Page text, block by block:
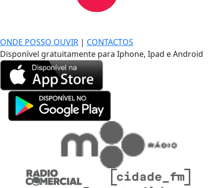
ONDE POSSO OUVIR | CONTACTOS
Disponível gratuitamente para Iphone, Ipad e Android